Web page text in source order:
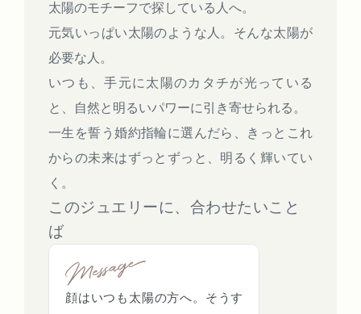
太陽のモチーフで探している人へ。
元気いっぱい太陽のような人。そんな太陽が
必要な人。
いつも、手元に太陽のカタチが光っている
と、自然と明るいパワーに引き寄せられる。
一生を誓う婚約指輪に選んだら、きっとこれ
からの未来はずっとずっと、明るく輝いてい
く。
このジュエリーに、合わせたいこと
ば
顔はいつも太陽の方へ。そうす